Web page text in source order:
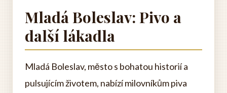
Mladá Boleslav: Pivo a
další lákadla
Mladá Boleslav, město s bohatou historií a
pulsujícím životem, nabízí milovníkům piva